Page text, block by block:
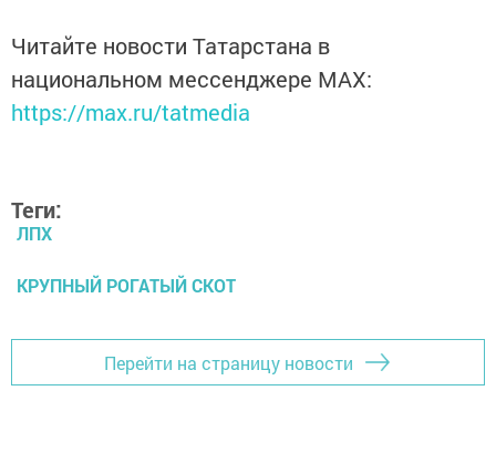
Читайте новости Татарстана в
национальном мессенджере MАХ:
https://max.ru/tatmedia
Теги:
ЛПХ
КРУПНЫЙ РОГАТЫЙ СКОТ
Перейти на страницу новости